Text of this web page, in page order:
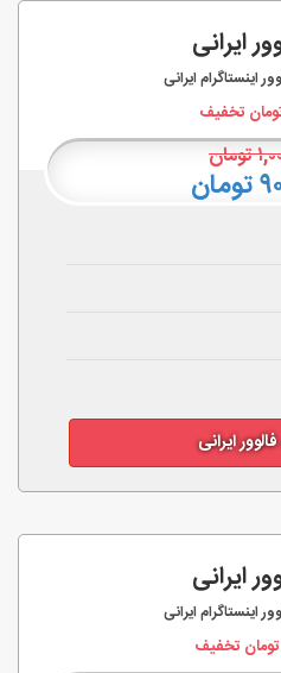
اینستاگرام ایرانی
تخفیف
تومان
ایرانی
اینستاگرام ایرانی
تومان تخفیف